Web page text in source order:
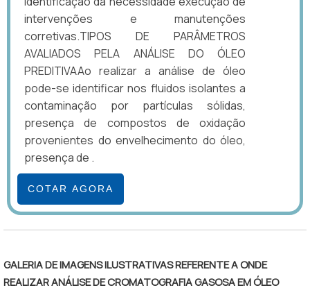
intervenções e manutenções
corretivas.TIPOS DE PARÂMETROS
AVALIADOS PELA ANÁLISE DO ÓLEO
PREDITIVAAo realizar a análise de óleo
pode-se identificar nos fluidos isolantes a
contaminação por partículas sólidas,
presença de compostos de oxidação
provenientes do envelhecimento do óleo,
presença de .
COTAR AGORA
GALERIA DE IMAGENS ILUSTRATIVAS REFERENTE A ONDE
REALIZAR ANÁLISE DE CROMATOGRAFIA GASOSA EM ÓLEO